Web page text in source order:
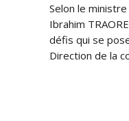
Selon le
Ibrahim
défis qui se
Direction de la